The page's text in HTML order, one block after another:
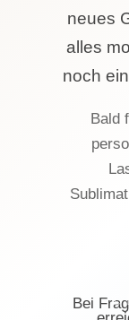
neues
alles
noch
Bald
Bei
©